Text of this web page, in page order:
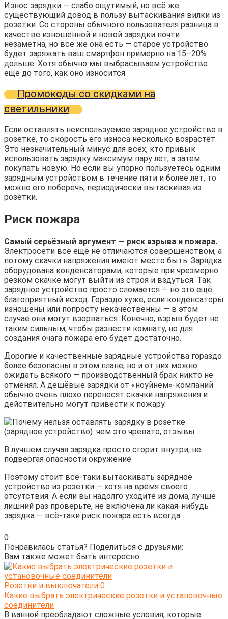
Износ зарядки — слабо ощутимый, но всё же
существующий довод в пользу вытаскивания вилки из
розетки. Со стороны обычного пользователя разница в
качестве изношенной и новой зарядки почти
незаметна, но всё же она есть — старое устройство
будет заряжать ваш смартфон примерно на 15–20%
дольше. Хотя обычно мы выбрасываем устройство
ещё до того, как оно износится.
Промокоды со скидками на
светильники
Если оставлять неиспользуемое зарядное устройство в
розетке, то скорость его износа несколько возрастёт.
Это незначительный минус для всех, кто привык
использовать зарядку максимум пару лет, а затем
покупать новую. Но если вы упорно пользуетесь одним
зарядным устройством в течение пяти и более лет, то
можно его поберечь, периодически вытаскивая из
розетки.
Риск пожара
Самый серьёзный аргумент — риск взрыва и пожара.
Электросети всё ещё не отличаются совершенством, а
потому скачки напряжения имеют место быть. Зарядка
оборудована конденсаторами, которые при чрезмерно
резком скачке могут выйти из строя и вздуться. Так
зарядное устройство просто сломается — но это ещё
благоприятный исход. Гораздо хуже, если конденсаторы
изношены или попросту некачественны — в этом
случае они могут взорваться. Конечно, взрыв будет не
таким сильным, чтобы разнести комнату, но для
создания очага пожара его будет достаточно.
Дорогие и качественные зарядные устройства гораздо
более безопасны в этом плане, но и от них можно
ожидать всякого — производственный брак никто не
отменял. А дешёвые зарядки от «ноуйнем»-компаний
обычно очень плохо переносят скачки напряжения и
действительно могут привести к пожару.
В лучшем случая зарядка просто сгорит внутри, не
подвергая опасности окружение
Поэтому стоит всё-таки вытаскивать зарядное
устройство из розетки — хотя на время своего
отсутствия. А если вы надолго уходите из дома, лучше
лишний раз проверьте, не включена ли какая-нибудь
зарядка — всё-таки риск пожара есть всегда.
0
Понравилась статья? Поделиться с друзьями:
Вам также может быть интересно
Розетки и выключатели 0
Какие выбрать электрические розетки и установочные
соединители
В ванной преобладают сложные условия, которые